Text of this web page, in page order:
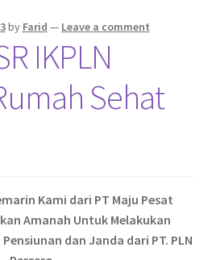
House Wisma Barokah
by Farid — Leave a comment
IKPLN
Sehat
Kami dari PT Maju Pesat
Amanah Untuk Melakukan
dan Janda dari PT. PLN